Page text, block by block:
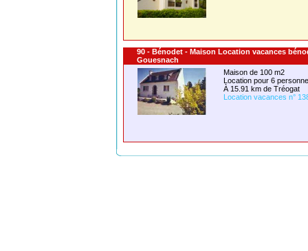
90 - Bénodet - Maison Location vacances
Gouesnach
Maison de 100 m2
Location pour 6
À 15.91 km de Tréogat
Location vacances n°